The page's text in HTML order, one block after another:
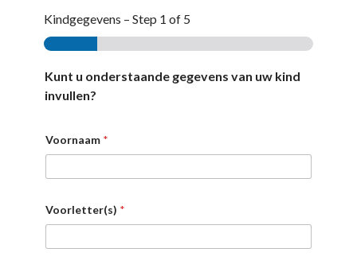
Kindgegevens – Step 1 of 5
Kunt u onderstaande gegevens van uw kind
invullen?
Voornaam *
Voorletter(s) *